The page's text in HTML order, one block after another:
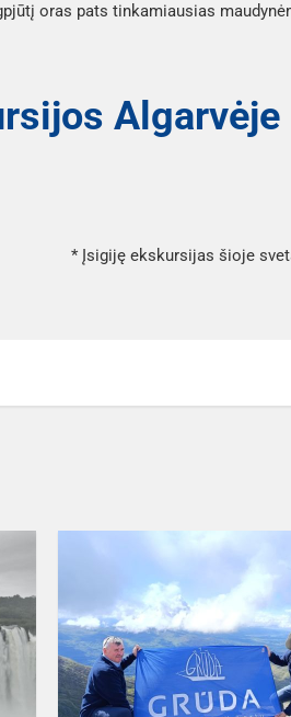
oras pats tinkamiausias
Algarvėje
* Įsigiję ekskursijas šioje